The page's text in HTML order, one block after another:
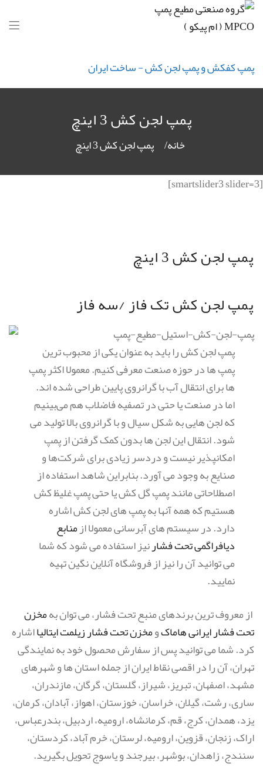
پمپ کفکش و پمپ لجن کش - ساخت ایران
پمپ لجن کش 3 اینچ
خانه
پمپ لجن کش 3 اینچ
[smartslider3 slider=3]
پمپ لجن کش 3 اینچ
پمپ لجن کش تک فاز /سه فاز
پمپ لجن کش را باید به عنوان یکی از محبوب ترین
پمپ ها در حوزه صنعت معرفی کنیم. معمولا اکثر پمپ
ها برای انتقال آب با گرانروی پایین طراحی شده اند.
اما در صنعت یا حتی در تصفیه فاضلاب هم می‌بینیم
که لجن هایی به شکل سیال و با گرانروی بالا تولید می
شود. انتقال این لجن ها بدون کمک گرفتن از پمپ
امکانپذیر نیست و دردسر زیادی برای شرکت‌ها و
صنایع به وجود می آورد. بنابراین شاهد استفاده از
اصطلاحاتی مانند پمپ گل کش یا حتی پمپ غلیظ کش
هستیم که همه آنها به پمپ های لجن کش اشاره
دارد. در سیستم های آبرسانی معمولا ازمنابع
دیافراگمی تحت فشارنیز استفاده می شود که شما
می توانید آن را نیز از فروشگاه آنلاین نگین تهیه
نمایید.
از معروف ترین برندهای منبع تحت فشار، می توان بهمخزن
تحت فشار ایرانی هاماکومخزن تحت فشار زیلمت ایتالیااشاره
کرد. شما می توانید پس از سفارش محصول خود به نمایندگی
تهران، آن را در اقصی نقاط ایران از جمله استان ها و شهرهای
مشهد، اصفهان، تبریز، شیراز، گلستان، گرگان، مازندران،
ساری، رشت، گیلان، خراسان، خوزستان، اهواز، آبادان، کرمان،
یزد، همدان، کرج، قم، کرمانشاه، ارومیه، اردبیل، بندرعباس،
اراک، زنجان، قزوین، ارومیه، لرستان، خرم آباد، کردستان،
سنندج، زاهدان، بوشهر، بیرجند و یاسوج تحویل بگیرید.